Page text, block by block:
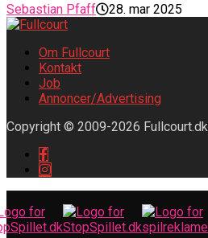
Sebastian Pfaff
28. mar 2025
Om Fullcourt
Kontakt
Job
Annoncer/Advertising
Copyright © 2009-2026 Fullcourt.dk